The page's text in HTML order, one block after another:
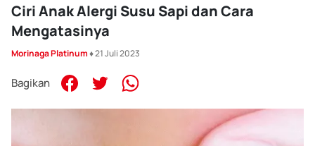
Ciri Anak Alergi Susu Sapi dan Cara
Mengatasinya
Morinaga Platinum♦ 21 Juli 2023
Bagikan